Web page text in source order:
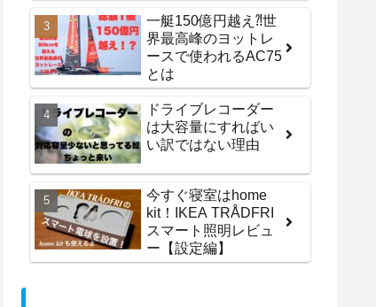
一艇150億円越え⁈世
界最高峰のヨットレ
ースで使われるAC75
とは
ドライブレコーダー
は大容量にすればい
い訳ではない理由
今すぐ寝室はhome
kit！IKEA TRÅDFRI
スマート照明レビュ
ー【設定編】